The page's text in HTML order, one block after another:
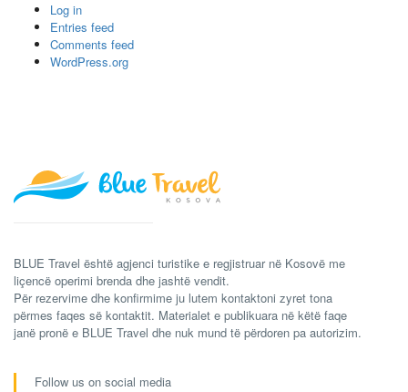
Log in
Entries feed
Comments feed
WordPress.org
BLUE Travel është agjenci turistike e regjistruar në Kosovë me
liçencë operimi brenda dhe jashtë vendit.
Për rezervime dhe konfirmime ju lutem kontaktoni zyret tona
përmes faqes së kontaktit. Materialet e publikuara në këtë faqe
janë pronë e BLUE Travel dhe nuk mund të përdoren pa autorizim.
Follow us on social media